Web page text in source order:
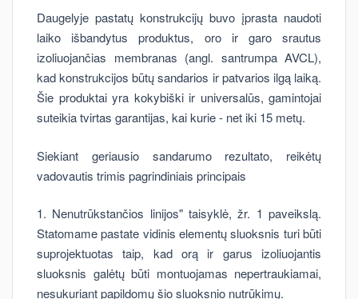
Daugelyje pastatų konstrukcijų buvo įprasta naudoti
laiko išbandytus produktus, oro ir garo srautus
izoliuojančias membranas (angl. santrumpa AVCL),
kad konstrukcijos būtų sandarios ir patvarios ilgą laiką.
Šie produktai yra kokybiški ir universalūs, gamintojai
suteikia tvirtas garantijas, kai kurie - net iki 15 metų.
Siekiant geriausio sandarumo rezultato, reikėtų
vadovautis trimis pagrindiniais principais
1. Nenutrūkstančios linijos" taisyklė, žr. 1 paveikslą.
Statomame pastate vidinis elementų sluoksnis turi būti
suprojektuotas taip, kad orą ir garus izoliuojantis
sluoksnis galėtų būti montuojamas nepertraukiamai,
nesukuriant papildomų šio sluoksnio nutrūkimų.